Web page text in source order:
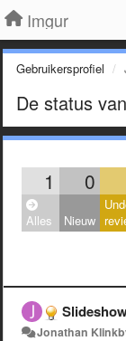
Imgur
Gebruikersprofiel
De status
1 0
Alles Nieuw
Slideshow
Jonathan